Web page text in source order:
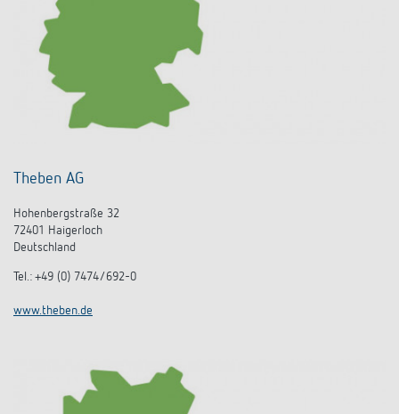
Theben AG
Hohenbergstraße 32
72401 Haigerloch
Deutschland
Tel.: +49 (0) 7474/692-0
www.theben.de